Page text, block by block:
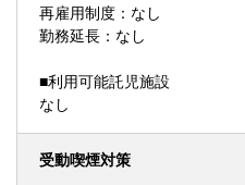
再雇用制度：なし
勤務延長：なし
■利用可能託児施設
なし
受動喫煙対策